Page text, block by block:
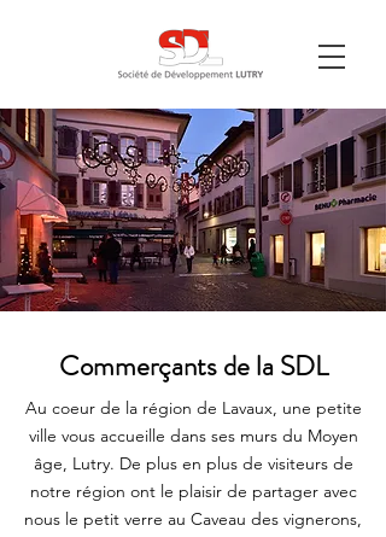
Commerçants de la SDL
Au coeur de la région de Lavaux, une petite
ville vous accueille dans ses murs du Moyen
âge, Lutry. De plus en plus de visiteurs de
notre région ont le plaisir de partager avec
nous le petit verre au Caveau des vignerons,